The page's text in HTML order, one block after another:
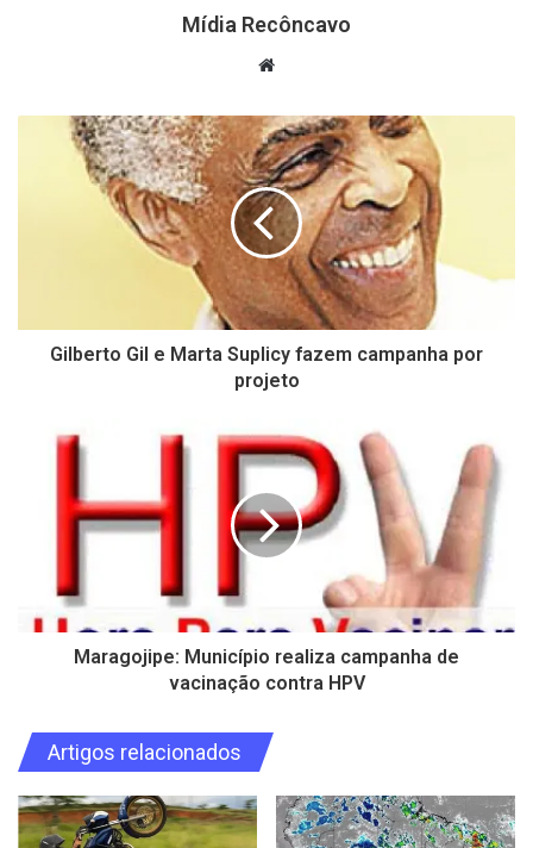
Mídia Recôncavo
Website
Gilberto Gil e Marta Suplicy fazem campanha por
projeto
Maragojipe: Município realiza campanha de
vacinação contra HPV
Artigos relacionados